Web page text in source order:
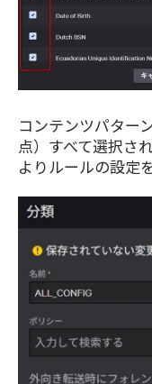
コンテンツパター
点）すべて選択さ
よりルールの設定